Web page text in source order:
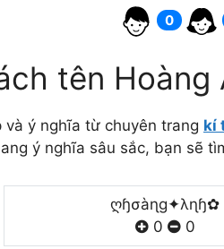
0
tên Hoàng
ý nghĩa từ chuyên trang kí
ý nghĩa sâu sắc, bạn sẽ
ღɧσàɳɡ✦λɳɧ✿
0
0